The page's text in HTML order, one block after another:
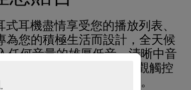
耳機盡情享受您的播放列表、
您的積極生活而設計，全天候
任何音量的雄厚低音、清晰中音
計可減少外界干擾。直觀觸控
耳機可以隨時隨地播放。